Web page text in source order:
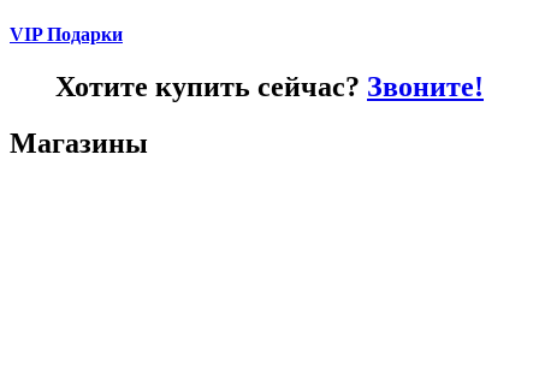
VIP Подарки
Хотите купить сейчас? Звоните!
Магазины